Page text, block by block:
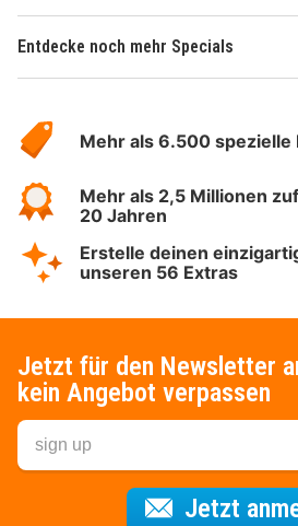
Entdecke noch mehr Specials
Hotelspecials
Mehr als 6.500 spezielle
Mehr als 2,5 Millionen
20 Jahren
Erstelle deinen
unseren 56 Extras
Jetzt für den Newsletter
kein Angebot verpassen
Jetzt